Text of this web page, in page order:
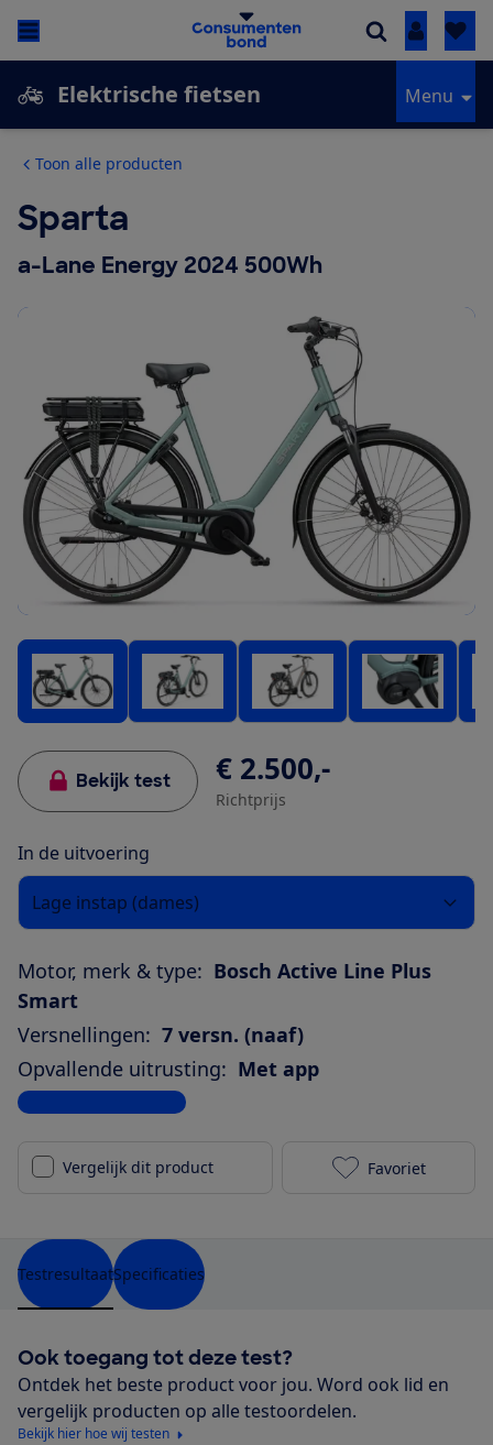
Inloggen
Elektrische fietsen Menu
Toon alle producten
Sparta
a-Lane Energy 2024 500Wh
Bekijk test € 2.500,-
Richtprijs
In de uitvoering
Lage instap (dames)
Motor, merk & type: Bosch Active Line Plus
Smart
Versnellingen: 7 versn. (naaf)
Opvallende uitrusting: Met app
Bekijk alle specificaties
Vergelijk dit product Sparta a-
Favoriet
TestresultaatSpecificaties
Ook toegang tot deze test?
Ontdek het beste product voor jou. Word ook lid en
vergelijk producten op alle testoordelen.
Bekijk hier hoe wij testen